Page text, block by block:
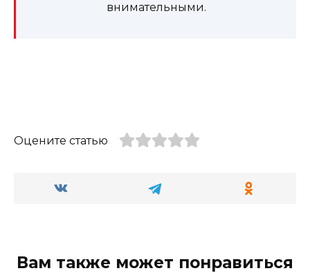
внимательными.
Оцените статью
Вам также может понравиться